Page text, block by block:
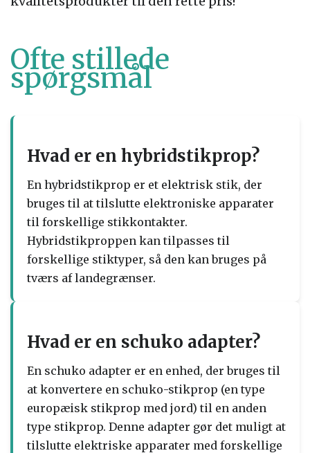
Ofte stillede
spørgsmål
Hvad er en hybridstikprop?
En hybridstikprop er et elektrisk stik, der
bruges til at tilslutte elektroniske apparater
til forskellige stikkontakter.
Hybridstikproppen kan tilpasses til
forskellige stiktyper, så den kan bruges på
tværs af landegrænser.
Hvad er en schuko adapter?
En schuko adapter er en enhed, der bruges til
at konvertere en schuko-stikprop (en type
europæisk stikprop med jord) til en anden
type stikprop. Denne adapter gør det muligt at
tilslutte elektriske apparater med forskellige